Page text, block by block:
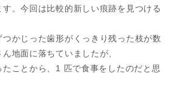
。今回は比較的新しい痕跡を見つける
かじった歯形がくっきり残った枝が数
地面に落ちていましたが、
たことから、1 匹で食事をしたのだと思